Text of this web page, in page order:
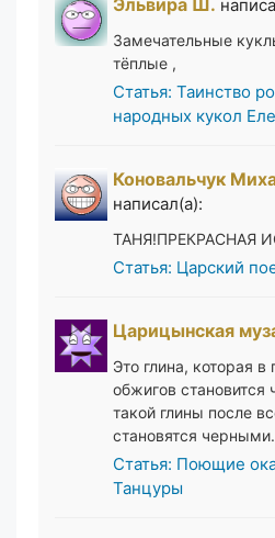
Замечательные
тёплые ,
Статья: Таинство
народных кукол
Коновальчук
написал(а):
ТАНЯ!ПРЕКРАСНАЯ
Статья: Царский
Царицынская
Это глина, которая
обжигов становится
такой глины после
становятся
Статья: Поющие
Танцуры